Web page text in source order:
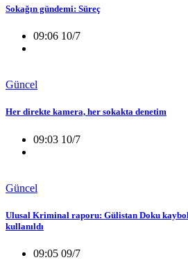
Sokağın gündemi: Süreç
09:06 10/7
Güncel
Her direkte kamera, her sokakta denetim
09:03 10/7
Güncel
Ulusal Kriminal raporu: Gülistan Doku
kullanıldı
09:05 09/7